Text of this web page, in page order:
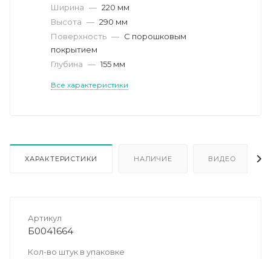
Ширина — 220 мм
Высота — 290 мм
Поверхность — С порошковым
покрытием
Глубина — 155 мм
Все характеристики
ХАРАКТЕРИСТИКИ НАЛИЧИЕ ВИДЕО
Артикул
Б0041664
Кол-во штук в упаковке